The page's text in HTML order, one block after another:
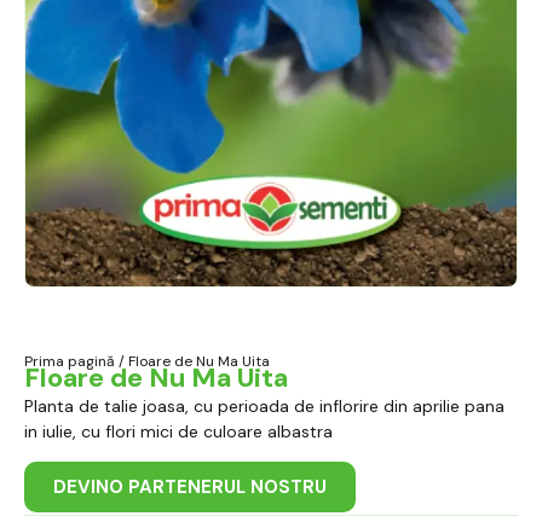
Prima pagină / Floare de Nu Ma Uita
Floare de Nu Ma Uita
Planta de talie joasa, cu perioada de inflorire din aprilie pana
in iulie, cu flori mici de culoare albastra
DEVINO PARTENERUL NOSTRU